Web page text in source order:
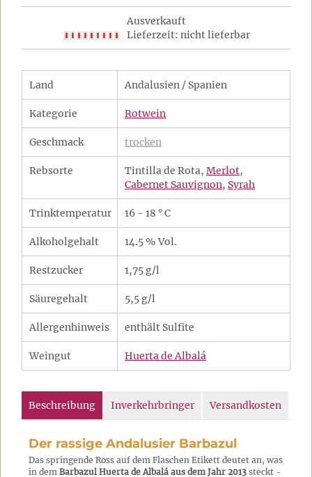
Ausverkauft
Lieferzeit: nicht lieferbar
Land Andalusien / Spanien
Kategorie Rotwein
Geschmack trocken
Rebsorte Tintilla de Rota, Merlot,
Cabernet Sauvignon, Syrah
Trinktemperatur 16 - 18 ° C
Alkoholgehalt 14.5 % Vol.
Restzucker 1,75 g/l
Säuregehalt 5,5 g/l
Allergenhinweis enthält Sulfite
Weingut Huerta de Albalá
Beschreibung Inverkehrbringer Versandkosten
Der rassige Andalusier Barbazul
Das springende Ross auf dem Flaschen Etikett deutet an, was
in dem Barbazul Huerta de Albalá aus dem Jahr 2013 steckt -